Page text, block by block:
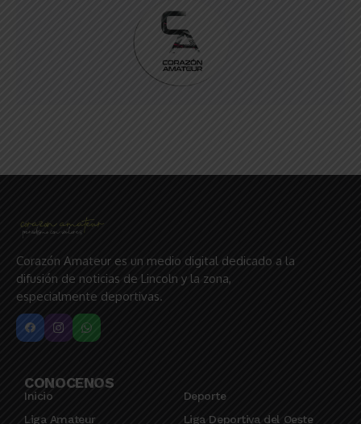
Corazón Amateur es un medio digital dedicado a la
difusión de noticias de Lincoln y la zona,
especialmente deportivas.
CONOCENOS
Inicio
Deporte
Liga Amateur
Liga Deportiva del Oeste